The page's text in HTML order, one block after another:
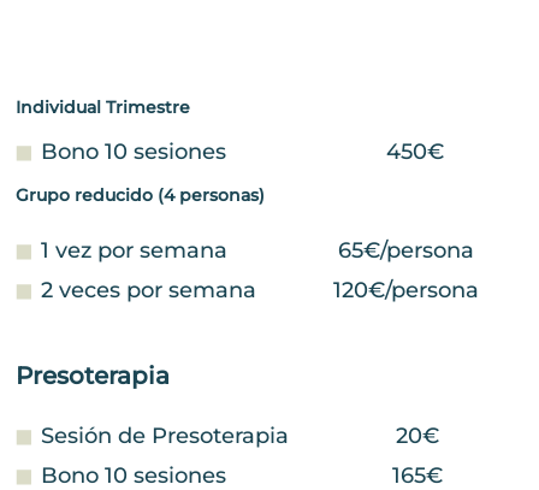
Individual Trimestre
Bono 10 sesiones 450€
Grupo reducido (4 personas)
1 vez por semana
65€/persona
2 veces por semana
120€/persona
Presoterapia
Sesión de Presoterapia
20€
Bono 10 sesiones
165€